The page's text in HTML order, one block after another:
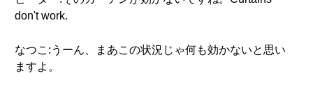
don't work.
なつこ:うーん、まあこの状況じゃ何も効かないと思い
ますよ。